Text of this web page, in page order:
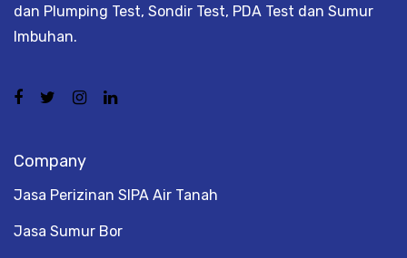
dan Plumping Test, Sondir Test, PDA Test dan Sumur
Imbuhan.
Company
Jasa Perizinan SIPA Air Tanah
Jasa Sumur Bor